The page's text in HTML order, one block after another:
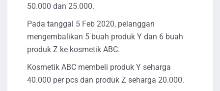
50.000 dan 25.000.
Pada tanggal 5 Feb 2020, pelanggan
mengembalikan 5 buah produk Y dan 6 buah
produk Z ke kosmetik ABC.
Kosmetik ABC membeli produk Y seharga
40.000 per pcs dan produk Z seharga 20.000.